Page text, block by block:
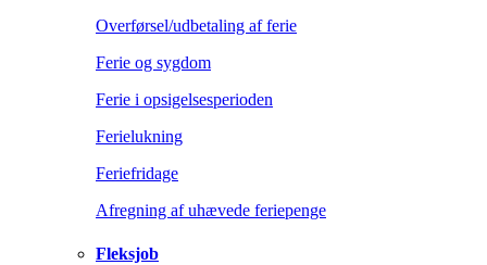
Overførsel/udbetaling af ferie
Ferie og sygdom
Ferie i opsigelsesperioden
Ferielukning
Feriefridage
Afregning af uhævede feriepenge
Fleksjob